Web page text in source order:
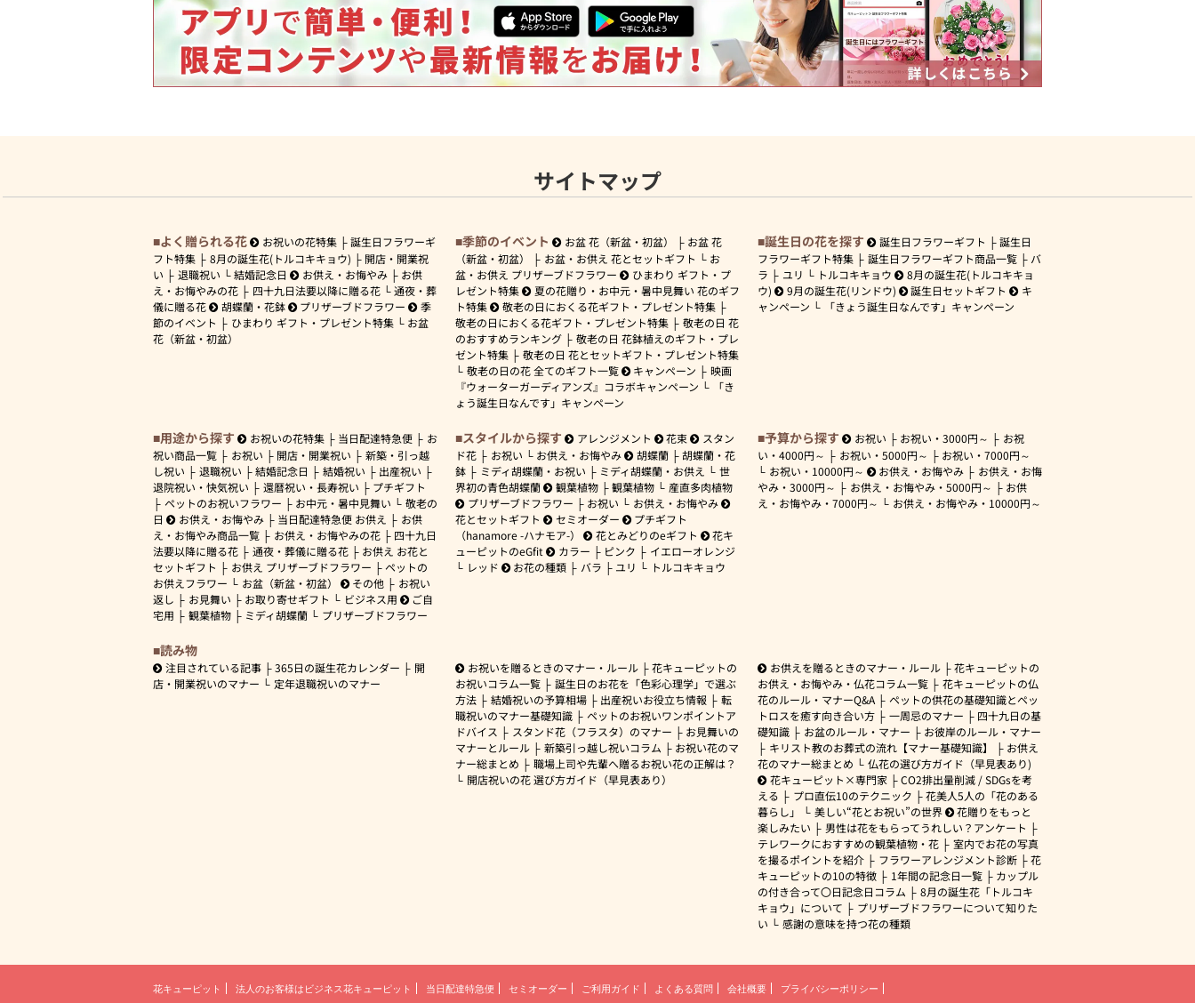
サイトマップ
よく贈られる花 お祝いの花特集
誕生日フラワーギ
フト特集
8月の誕生花(トルコキキョウ)
開店・開業祝
い
退職祝い 結婚記念日 お供え・お悔やみ
お供
え・お悔やみの花
四十九日法要以降に贈る花
通夜・葬
儀に贈る花
胡蝶蘭・花鉢 プリザーブドフラワー
季
節のイベント
ひまわり ギフト・プレゼント特集
お盆
花（新盆・初盆）
季節のイベント お盆 花（新盆・初盆）
お盆 花
（新盆・初盆）
お盆・お供え 花とセットギフト
お
盆・お供え プリザーブドフラワー
ひまわり ギフト・プ
レゼント特集
夏の花贈り・お中元・暑中見舞い 花のギフ
ト特集
敬老の日におくる花ギフト・プレゼント特集
敬老の日におくる花ギフト・プレゼント特集
敬老の日 花
のおすすめランキング
敬老の日 花鉢植えのギフト・プレ
ゼント特集
敬老の日 花とセットギフト・プレゼント特集
敬老の日の花 全てのギフト一覧
キャンペーン
映画
『ウォーターガーディアンズ』コラボキャンペーン
「き
ょう誕生日なんです」キャンペーン
誕生日の花を探す 誕生日フラワーギフト
誕生日
フラワーギフト特集
誕生日フラワーギフト商品一覧
バ
ラ
ユリ トルコキキョウ
8月の誕生花(トルコキキョ
ウ)
9月の誕生花(リンドウ) 誕生日セットギフト
キ
ャンペーン
「きょう誕生日なんです」キャンペーン
用途から探す お祝いの花特集 当日配達特急便
お
祝い商品一覧
お祝い 開店・開業祝い
新築・引っ越
し祝い
退職祝い 結婚記念日 結婚祝い
出産祝い
退院祝い・快気祝い
還暦祝い・長寿祝い
プチギフト
ペットのお祝いフラワー
お中元・暑中見舞い
敬老の
日
お供え・お悔やみ 当日配達特急便 お供え
お供
え・お悔やみ商品一覧
お供え・お悔やみの花
四十九日
法要以降に贈る花
通夜・葬儀に贈る花
お供え お花と
セットギフト
お供え プリザーブドフラワー
ペットの
お供えフラワー
お盆（新盆・初盆） その他
お祝い
返し
お見舞い お取り寄せギフト ビジネス用
ご自
宅用
観葉植物 ミディ胡蝶蘭 プリザーブドフラワー
スタイルから探す アレンジメント 花束
スタン
ド花
お祝い お供え・お悔やみ 胡蝶蘭
胡蝶蘭・花
鉢
ミディ胡蝶蘭・お祝い ミディ胡蝶蘭・お供え
世
界初の青色胡蝶蘭
観葉植物 観葉植物
産直多肉植物
プリザーブドフラワー
お祝い
お供え・お悔やみ
花とセットギフト
セミオーダー
プチギフト
（hanamore -ハナモア-）
花とみどりのeギフト
花キ
ューピットのeGfit
カラー ピンク
イエローオレンジ
レッド
お花の種類 バラ ユリ トルコキキョウ
予算から探す お祝い お祝い・3000円～
お祝
い・ 4000円～ お祝い・ 5000円～ お祝い・7000円～
お祝い・ 10000円～ お供え・お悔やみ
お供え・お悔
やみ・ 3000円～ お供え・お悔やみ・ 5000円～
お供
え・お悔やみ・ 7000円～ お供え・お悔やみ・ 10000円～
読み物
注目されている記事 365日の誕生花カレンダー
開
店・開業祝いのマナー
定年退職祝いのマナー
お祝いを贈るときのマナー・ルール
花キューピットの
お祝いコラム一覧
誕生日のお花を「色彩心理学」で選ぶ
方法
結婚祝いの予算相場 出産祝いお役立ち情報
転
職祝いのマナー基礎知識
ペットのお祝いワンポイントア
ドバイス
スタンド花（フラスタ）のマナー
お見舞いの
マナーとルール
新築引っ越し祝いコラム
お祝い花のマ
ナー総まとめ
職場上司や先輩へ贈るお祝い花の正解は？
開店祝いの花 選び方ガイド（早見表あり）
お供えを贈るときのマナー・ルール
花キューピットの
お供え・お悔やみ・仏花コラム一覧
花キューピットの仏
花のルール・マナーQ&A
ペットの供花の基礎知識とペッ
トロスを癒す向き合い方
一周忌のマナー
四十九日の基
礎知識
お盆のルール・マナー
お彼岸のルール・マナー
キリスト教のお葬式の流れ【マナー基礎知識】
お供え
花のマナー総まとめ
仏花の選び方ガイド（早見表あり)
花キューピット×専門家
CO2排出量削減 / SDGsを考
える
プロ直伝10のテクニック
花美人5人の「花のある
暮らし」
美しい“花とお祝い”の世界
花贈りをもっと
楽しみたい
男性は花をもらってうれしい？アンケート
テレワークにおすすめの観葉植物・花
室内でお花の写真
を撮るポイントを紹介
フラワーアレンジメント診断
花
キューピットの10の特徴
1年間の記念日一覧
カップル
の付き合って〇日記念日コラム
8月の誕生花「トルコキ
キョウ」について
プリザーブドフラワーについて知りた
い
感謝の意味を持つ花の種類
花キューピット 法人のお客様は ビジネス花キューピット 当日配達特急便 セミオーダー ご利用ガイド よくある質問 会社概要 プライバシーポリシー